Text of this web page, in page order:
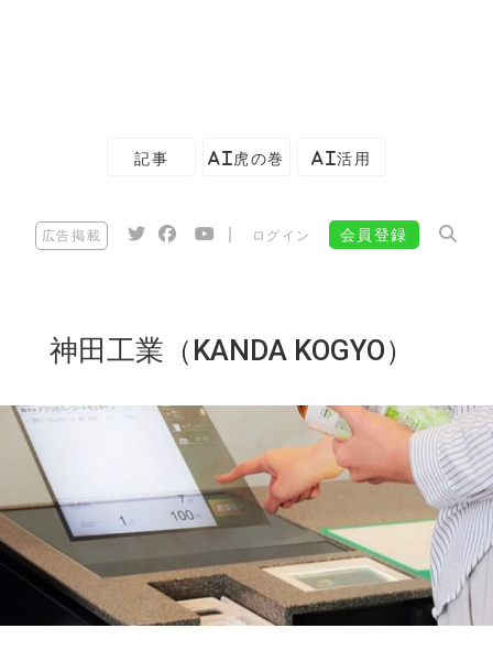
記事 AI虎の巻 AI活用
広告掲載 ログイン 会員登録
神田工業（KANDA KOGYO）